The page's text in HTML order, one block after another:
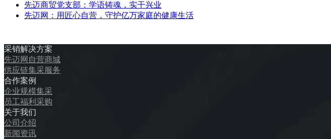
先迈商贸党支部：学语铸魂，实干兴业
先迈网：用匠心自营，守护亿万家庭的健康生活
采销解决方案
先迈网自营商城
供应链集采服务
合作案例
企业规模集采
员工福利采购
关于我们
公司介绍
新闻资讯